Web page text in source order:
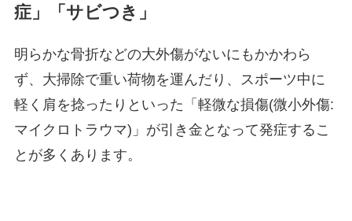
症」「サビつき」
明らかな骨折などの大外傷がないにもかかわら
ず、大掃除で重い荷物を運んだり、スポーツ中に
軽く肩を捻ったりといった「軽微な損傷(微小外傷:
マイクロトラウマ)」が引き金となって発症するこ
とが多くあります。